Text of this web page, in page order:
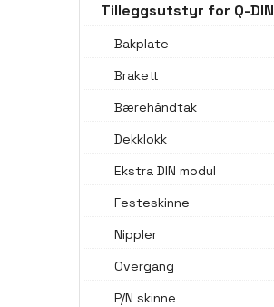
Tilleggsutstyr for Q-DIN
Bakplate
Brakett
Bærehåndtak
Dekklokk
Ekstra DIN modul
Festeskinne
Nippler
Overgang
P/N skinne